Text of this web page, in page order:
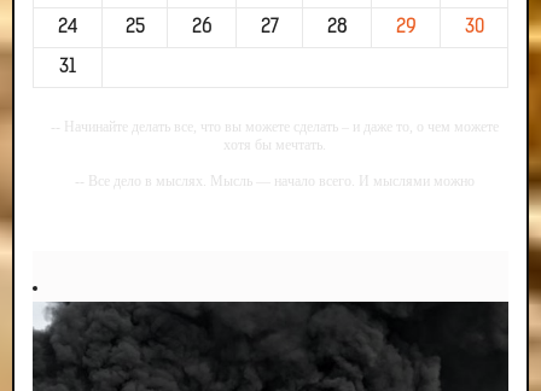
24 25 26 27 28 29 30
31
-- Начинайте делать все, что вы можете сделать – и даже то, о чем можете
хотя бы мечтать.
-- Все дело в мыслях. Мысль — начало всего. И мыслями можно
-- Самое большое богатство — это ум. Самая большая нищета — глупость.
Из всех страхов самый пугающий — самолюбование.
-- Лучшее, что можно сделать с хорошим советом, это пропустить его
мимо ушей. Он никогда не бывает полезен никому, кроме того, кто его дал.